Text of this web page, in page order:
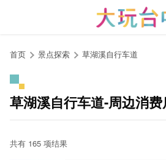
首页 景点探索 草湖溪自行车道
草湖溪自行车道-周边消
共有 165 项结果